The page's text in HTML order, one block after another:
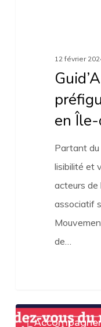
12 février
en
Partant
lisibilité et
acteurs
associatif
de…
Les